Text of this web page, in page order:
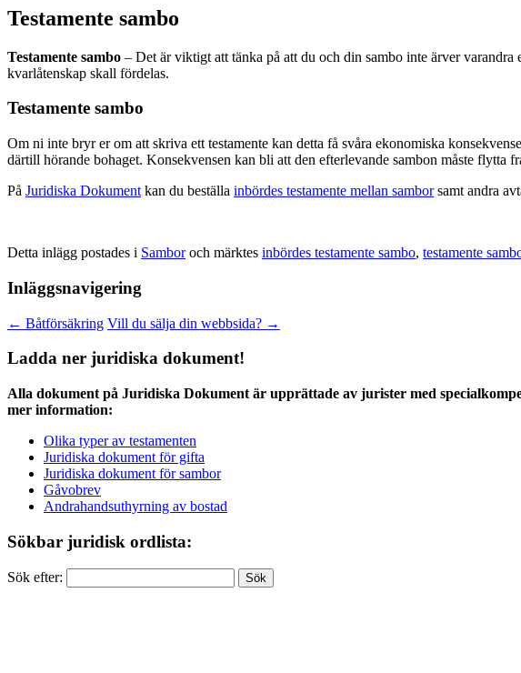
Testamente sambo
Testamente sambo – Det är viktigt att tänka på att du och din sambo inte ärver
kvarlåtenskap skall fördelas.
Testamente sambo
Om ni inte bryr er om att skriva ett testamente kan detta få svåra ekonomiska
därtill hörande bohaget. Konsekvensen kan bli att den efterlevande sambon måste flytta
På Juridiska Dokument kan du beställa inbördes testamente mellan samborsamt andra
Detta inlägg postades i Samboroch märktes inbördes testamente sambo, testamente
Inläggsnavigering
← Båtförsäkring Vill du sälja din webbsida? →
Ladda ner juridiska dokument!
Alla dokument på Juridiska Dokument är upprättade av jurister med
mer information:
Olika typer av testamenten
Juridiska dokument för gifta
Juridiska dokument för sambor
Gåvobrev
Andrahandsuthyrning av bostad
Sökbar juridisk ordlista:
Sök efter: